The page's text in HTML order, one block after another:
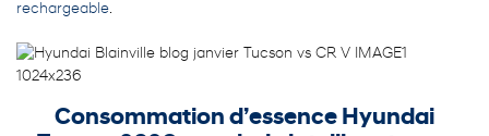
rechargeable.
Consommation d’essence Hyundai